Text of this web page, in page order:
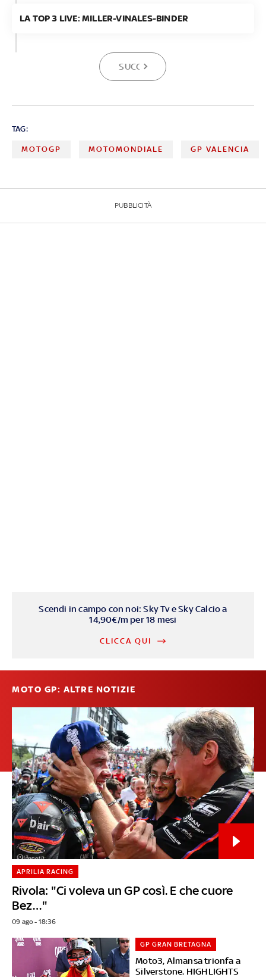
LA TOP 3 LIVE: MILLER-VINALES-BINDER
SUCCESSIVA
TAG:
MOTOGP MOTOMONDIALE GP VALENCIA
PUBBLICITÀ
Scendi in campo con noi: Sky Tv e Sky Calcio a
14,90€/m per 18 mesi
CLICCA QUI
MOTO GP: ALTRE NOTIZIE
Rivola: "Ci voleva un GP così. E che cuore
Bez…"
APRILIA RACING
09 ago - 18:36
Moto3, Almansa trionfa a
Silverstone. HIGHLIGHTS
GP GRAN BRETAGNA